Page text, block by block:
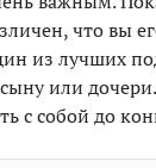
что вы
из лучших
или
с собой до